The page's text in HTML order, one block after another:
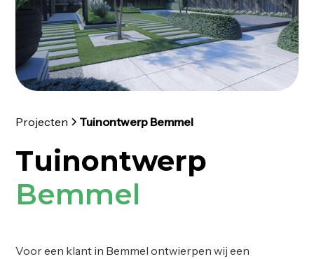
Projecten Tuinontwerp Bemmel
Tuinontwerp
Bemmel
Voor een klant in Bemmel ontwierpen wij een